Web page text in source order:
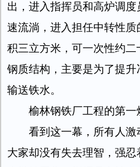
出，进入指挥员和高炉调
速流淌，进入担任中转性
积三立方米，可一次性约
钢质结构，主要是为了提
输送铁水。
榆林钢铁厂工程的第一
看到这一幕，所有人
大家却没有失去理智，强